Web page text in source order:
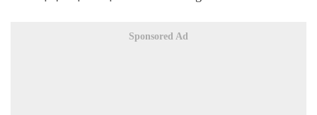
Sponsored Ad